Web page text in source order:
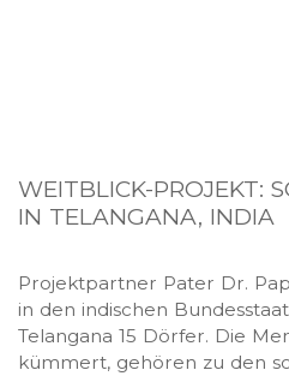
WEITBLICK-PROJEKT:
IN TELANGANA, INDIA
Projektpartner Pater Dr.
in den indischen
Telangana 15 Dörfer. Die
kümmert, gehören zu den